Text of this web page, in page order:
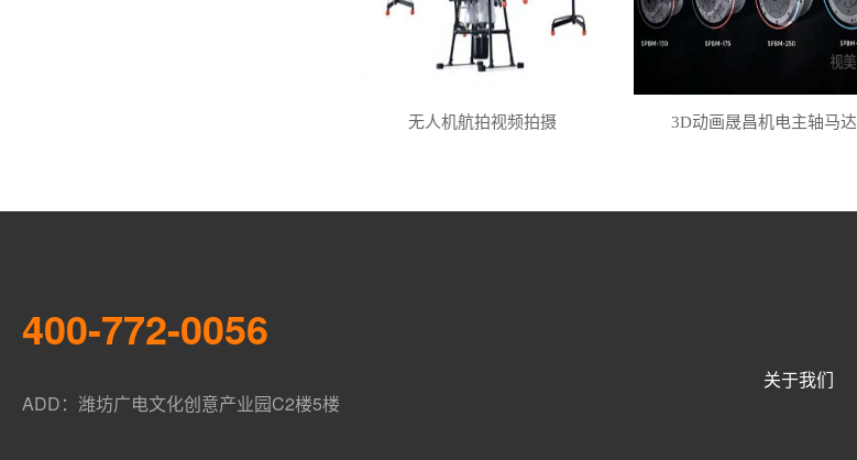
无人机航拍视频拍摄 3D动画晟昌机电主轴马达
400-772-0056
ADD：潍坊广电文化创意产业园C2楼5楼
关于我们